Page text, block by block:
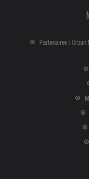
Partenaires | Urban